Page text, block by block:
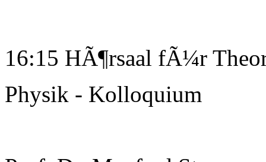
16:15 HÃ¶rsaal fÃ¼r
Physik - Kolloquium